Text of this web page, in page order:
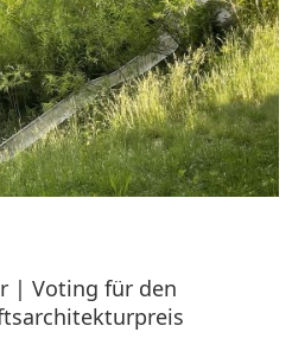
| Voting für den